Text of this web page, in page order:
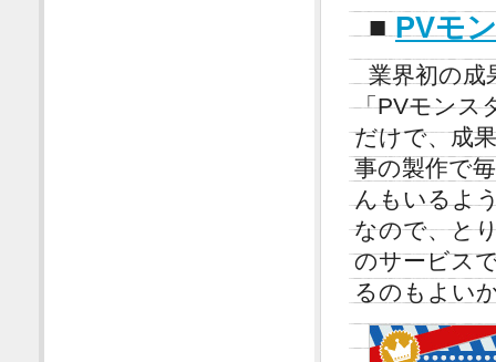
■PVモ
業界初の成
「PVモンス
だけで、成
事の製作で
んもいるよ
なので、と
のサービス
るのもよい